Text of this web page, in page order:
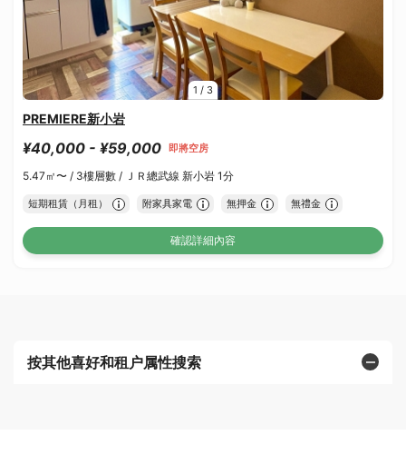
1 / 3
PREMIERE新小岩
¥40,000 - ¥59,000 即將空房
5.47㎡〜 / 3樓層數 / ＪＲ總武線 新小岩 1分
短期租賃（月租） 附家具家電 無押金 無禮金
確認詳細內容
按其他喜好和租户属性搜索